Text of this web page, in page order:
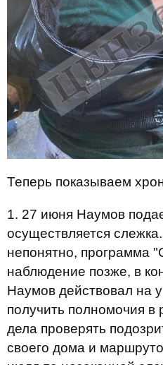
Теперь показываем
1. 27 июня Наумов
осуществляется
непонятно, программа
наблюдение позже, в
Наумов действовал на
получить полномочия в
дела проверять
своего дома и